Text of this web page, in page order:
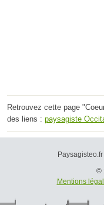
Retrouvez cette page
des liens : paysagiste
©
Mentions